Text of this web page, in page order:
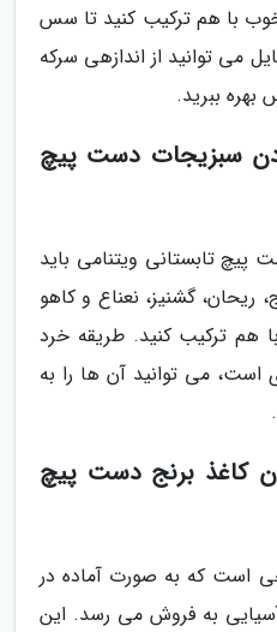
خوب با هم ترکیب کنید تا سس
می توانید از اندازهی سرکه
ببرید.
سبزیجات دست پیچ
پیچ تابستانی ویتنامی باید
ریحان، گشنیز، نعناع و کاهو
هم ترکیب کنید. طریقه خرد
است، می توانید آن ها را به
کاغذ برنج دست پیچ
است که به صورت آماده در
به فروش می رسد. این